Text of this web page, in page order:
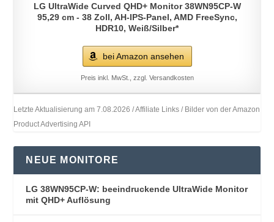
LG UltraWide Curved QHD+ Monitor 38WN95CP-W
95,29 cm - 38 Zoll, AH-IPS-Panel, AMD FreeSync,
HDR10, Weiß/Silber*
bei Amazon ansehen
Preis inkl. MwSt., zzgl. Versandkosten
Letzte Aktualisierung am 7.08.2026 / Affiliate Links / Bilder von der Amazon
Product Advertising API
NEUE MONITORE
LG 38WN95CP-W: beeindruckende UltraWide Monitor
mit QHD+ Auflösung